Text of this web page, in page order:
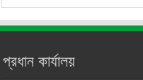
প্রধান কার্যালয়